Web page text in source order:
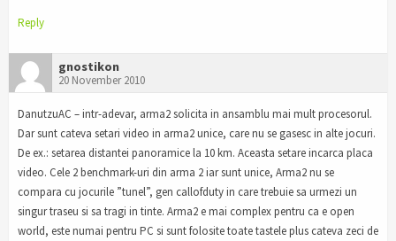
Reply
gnostikon
20 November 2010
DanutzuAC – intr-adevar, arma2 solicita in ansamblu mai mult procesorul.
Dar sunt cateva setari video in arma2 unice, care nu se gasesc in alte jocuri.
De ex.: setarea distantei panoramice la 10 km. Aceasta setare incarca placa
video. Cele 2 benchmark-uri din arma 2 iar sunt unice, Arma2 nu se
compara cu jocurile ”tunel”, gen callofduty in care trebuie sa urmezi un
singur traseu si sa tragi in tinte. Arma2 e mai complex pentru ca e open
world, este numai pentru PC si sunt folosite toate tastele plus cateva zeci de